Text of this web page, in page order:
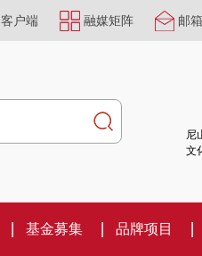
客户端 融媒矩阵 邮箱
尼
文
基金募集 品牌项目